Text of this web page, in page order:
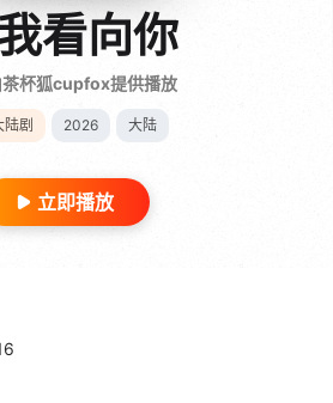
看向你
茶杯狐cupfox提供播放
陆剧 2026 大陆
立即播放